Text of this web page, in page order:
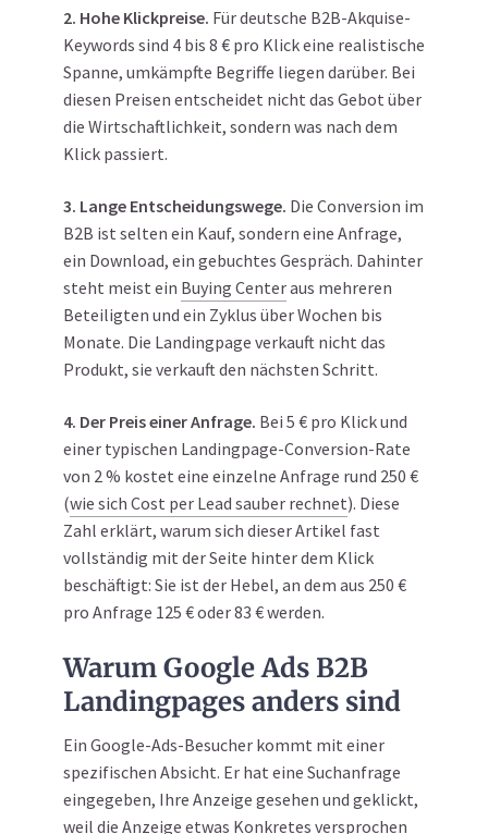
2. Hohe Klickpreise. Für deutsche B2B-Akquise-
Keywords sind 4 bis 8 € pro Klick eine realistische
Spanne, umkämpfte Begriffe liegen darüber. Bei
diesen Preisen entscheidet nicht das Gebot über
die Wirtschaftlichkeit, sondern was nach dem
Klick passiert.
3. Lange Entscheidungswege. Die Conversion im
B2B ist selten ein Kauf, sondern eine Anfrage,
ein Download, ein gebuchtes Gespräch. Dahinter
steht meist ein Buying Centeraus mehreren
Beteiligten und ein Zyklus über Wochen bis
Monate. Die Landingpage verkauft nicht das
Produkt, sie verkauft den nächsten Schritt.
4. Der Preis einer Anfrage. Bei 5 € pro Klick und
einer typischen Landingpage-Conversion-Rate
von 2 % kostet eine einzelne Anfrage rund 250 €
(wie sich Cost per Lead sauber rechnet). Diese
Zahl erklärt, warum sich dieser Artikel fast
vollständig mit der Seite hinter dem Klick
beschäftigt: Sie ist der Hebel, an dem aus 250 €
pro Anfrage 125 € oder 83 € werden.
Warum Google Ads B2B
Landingpages anders sind
Ein Google-Ads-Besucher kommt mit einer
spezifischen Absicht. Er hat eine Suchanfrage
eingegeben, Ihre Anzeige gesehen und geklickt,
weil die Anzeige etwas Konkretes versprochen